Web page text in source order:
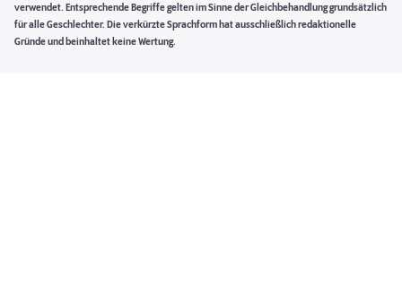
verwendet. Entsprechende Begriffe gelten im Sinne der Gleichbehandlung grundsätzlich
für alle Geschlechter. Die verkürzte Sprachform hat ausschließlich redaktionelle
Gründe und beinhaltet keine Wertung.